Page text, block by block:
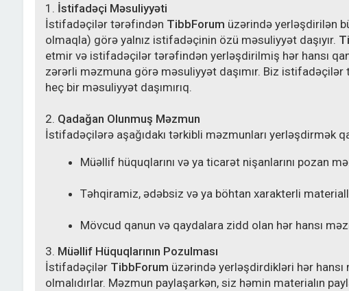
1. İstifadəçi Məsuliyyəti
İstifadəçilər tərəfindən TibbForum üzərində yerləşdirilən
olmaqla) görə yalnız istifadəçinin özü məsuliyyət daşıyır.
etmir və istifadəçilər tərəfindən yerləşdirilmiş hər hansı
zərərli məzmuna görə məsuliyyət daşımır. Biz
heç bir məsuliyyət daşımırıq.
2. Qadağan Olunmuş Məzmun
İstifadəçilərə aşağıdakı tərkibli məzmunları yerləşdirmək
Müəllif hüquqlarını və ya ticarət nişanlarını pozan
Təhqiramiz, ədəbsiz və ya böhtan xarakterli
Mövcud qanun və qaydalara zidd olan hər hansı
3. Müəllif Hüquqlarının Pozulması
İstifadəçilər TibbForum üzərində yerləşdirdikləri hər
olmalıdırlar. Məzmun paylaşarkən, siz həmin materialın